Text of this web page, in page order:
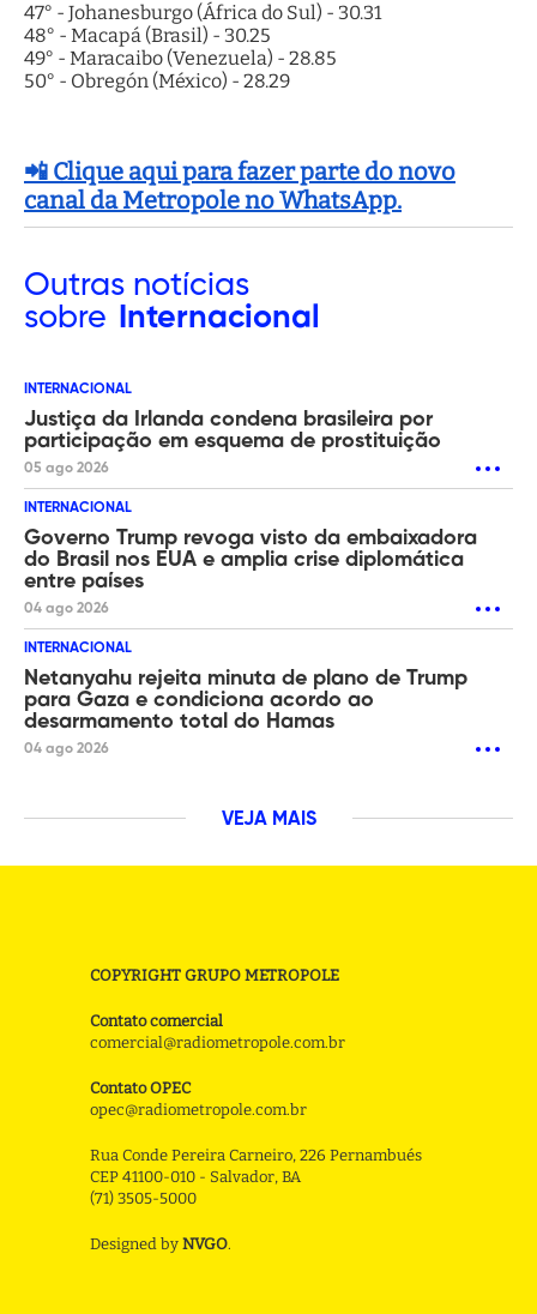
47° - Johanesburgo (África do Sul) - 30.31
48° - Macapá (Brasil) - 30.25
49° - Maracaibo (Venezuela) - 28.85
50° - Obregón (México) - 28.29
📲 Clique aqui para fazer parte do novo
canal da Metropole no WhatsApp.
Outras notícias
sobre
Internacional
INTERNACIONAL
Justiça da Irlanda condena brasileira por
participação em esquema de prostituição
05 ago 2026
INTERNACIONAL
Governo Trump revoga visto da embaixadora
do Brasil nos EUA e amplia crise diplomática
entre países
04 ago 2026
INTERNACIONAL
Netanyahu rejeita minuta de plano de Trump
para Gaza e condiciona acordo ao
desarmamento total do Hamas
04 ago 2026
VEJA MAIS
COPYRIGHT GRUPO METROPOLE
Contato comercial
comercial@radiometropole.com.br
Contato OPEC
opec@radiometropole.com.br
Rua Conde Pereira Carneiro, 226 Pernambués
CEP 41100-010 - Salvador, BA
(71) 3505-5000
Designed by NVGO.